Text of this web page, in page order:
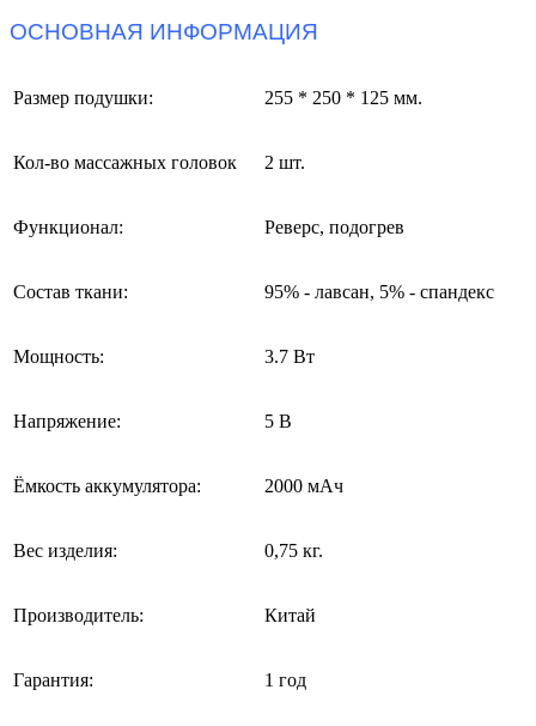
ОСНОВНАЯ ИНФОРМАЦИЯ
Размер подушки: 255 * 250 * 125 мм.
Кол-во массажных головок 2 шт.
Функционал: Реверс, подогрев
Состав ткани: 95% - лавсан, 5% - спандекс
Мощность: 3.7 Вт
Напряжение: 5 В
Ёмкость аккумулятора: 2000 мАч
Вес изделия: 0,75 кг.
Производитель: Китай
Гарантия: 1 год